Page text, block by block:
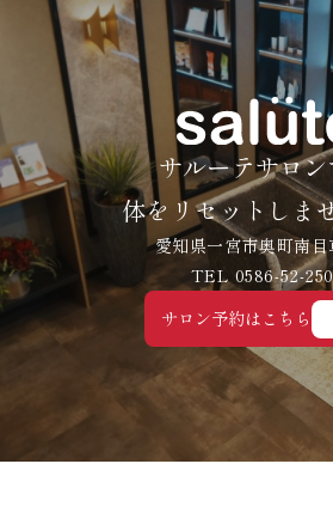
サルーテサロ
体をリセットしま
愛知県一宮市奥町南目
TEL 0586-52-
サロン予約はこちら